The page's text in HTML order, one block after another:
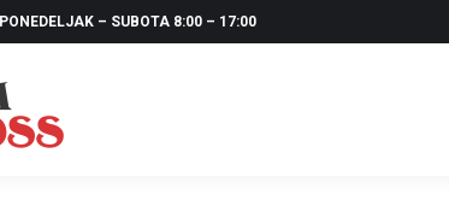
PONEDELJAK – SUBOTA 8:00 – 17:00